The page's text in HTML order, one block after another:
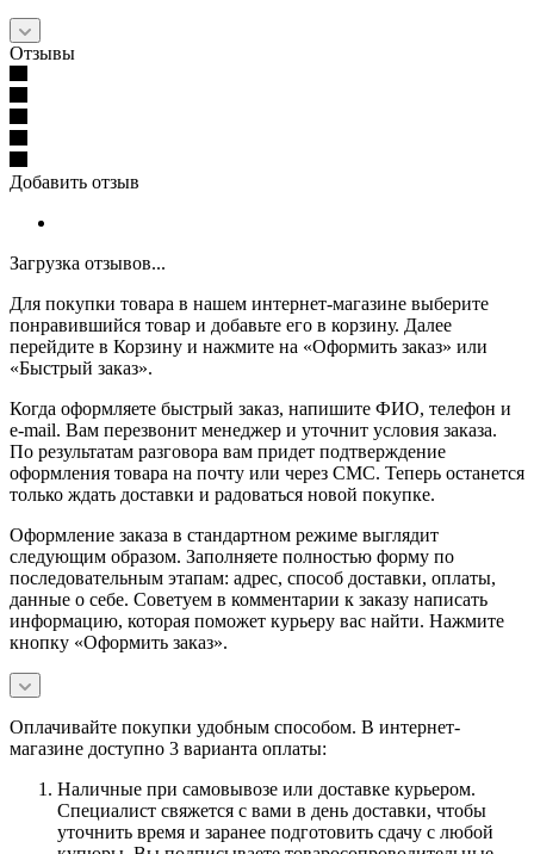
Отзывы
Добавить отзыв
Загрузка отзывов...
Для покупки товара в нашем интернет-магазине выберите
понравившийся товар и добавьте его в корзину. Далее
перейдите в Корзину и нажмите на «Оформить заказ» или
«Быстрый заказ».
Когда оформляете быстрый заказ, напишите ФИО, телефон и
e-mail. Вам перезвонит менеджер и уточнит условия заказа.
По результатам разговора вам придет подтверждение
оформления товара на почту или через СМС. Теперь останется
только ждать доставки и радоваться новой покупке.
Оформление заказа в стандартном режиме выглядит
следующим образом. Заполняете полностью форму по
последовательным этапам: адрес, способ доставки, оплаты,
данные о себе. Советуем в комментарии к заказу написать
информацию, которая поможет курьеру вас найти. Нажмите
кнопку «Оформить заказ».
Оплачивайте покупки удобным способом. В интернет-
магазине доступно 3 варианта оплаты:
Наличные при самовывозе или доставке курьером.
Специалист свяжется с вами в день доставки, чтобы
уточнить время и заранее подготовить сдачу с любой